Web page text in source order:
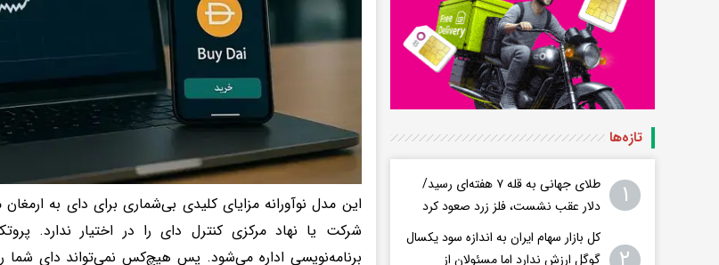
این مدل نوآورانه مزایای کلیدی بی‌شماری برای دای به
شرکت یا نهاد مرکزی کنترل دای را در اختیار ندارد.
برنامه‌نویسی اداره می‌شود. پس هیچ‌کس نمی‌تواند دای شما
تازه‌ها
۱
طلای جهانی به قله ۷ هفته‌ای رسید/
دلار عقب نشست، فلز زرد صعود کرد
کل بازار سهام ایران به اندازه سود یکسال
گوگل ارزش ندارد اما مسئولان از